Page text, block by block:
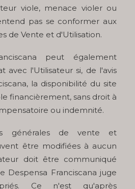
viole, menace violer ou
pas se conformer aux
de Vente et d'Utilisation.
peut également
avec l'Utilisateur si, de l'avis
la disponibilité du site
financièrement, sans droit à
ou indemnité.
générales de vente et
être modifiées à aucun
doit être communiqué
Despensa Franciscana juge
Ce n'est qu'après